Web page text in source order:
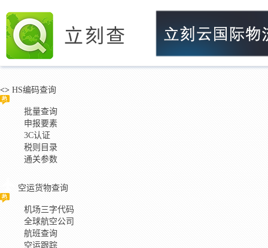
立刻查
<> HS编码查询
批量查询
申报要素
3C认证
税则目录
通关参数
空运货物查询
机场三字代码
全球航空公司
航班查询
空运跟踪